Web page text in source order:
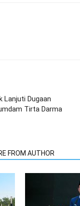
Lanjuti Dugaan
Tirta Darma
FROM AUTHOR